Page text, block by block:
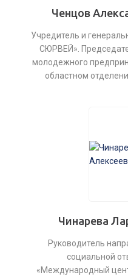
Ченцов
Учредитель и
СЮРВЕЙ».
молодежного
областном
Чинарева
Руководитель
социальной
«Международный